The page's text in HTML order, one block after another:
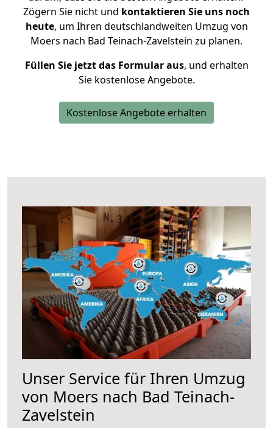
Zögern Sie nicht und kontaktieren Sie uns noch
heute, um Ihren deutschlandweiten Umzug von
Moers nach Bad Teinach-Zavelstein zu planen.
Füllen Sie jetzt das Formular aus, und erhalten
Sie kostenlose Angebote.
Kostenlose Angebote erhalten
Unser Service für Ihren Umzug
von Moers nach Bad Teinach-
Zavelstein